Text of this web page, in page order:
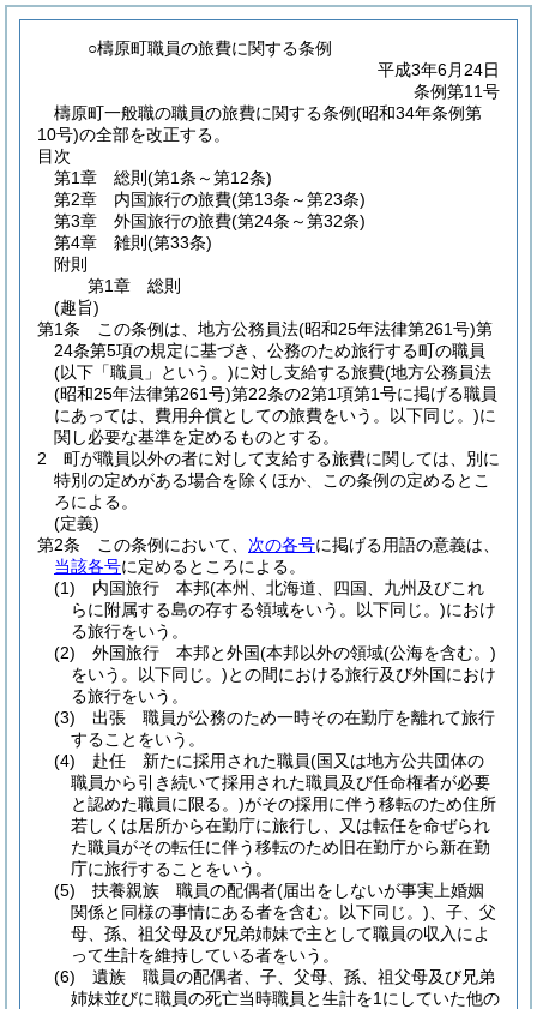
○檮原町職員の旅費に関する条例
平成3年6月24日
条例第11号
檮原町一般職の職員の旅費に関する条例(昭和34年条例第
10号)の全部を改正する。
目次
第1章
総則 (第1条～第12条)
第2章
内国旅行の旅費(第13条～第23条)
第3章
外国旅行の旅費(第24条～第32条)
第4章
雑則 (第33条)
附則
第1章
総則
(趣旨)
第1条
この条例は、地方公務員法(昭和25年法律第261号)第
24条第5項の規定に基づき、公務のため旅行する町の職員
(以下「職員」という。)に対し支給する旅費(地方公務員法
(昭和25年法律第261号)第22条の2第1項第1号に掲げる職員
にあっては、費用弁償としての旅費をいう。以下同じ。)に
関し必要な基準を定めるものとする。
2
町が職員以外の者に対して支給する旅費に関しては、別に
特別の定めがある場合を除くほか、この条例の定めるとこ
ろによる。
(定義)
第2条
この条例において、 次の各号に掲げる用語の意義は、
当該各号に定めるところによる。
(1)
内国旅行 本邦(本州、北海道、四国、九州及びこれ
らに附属する島の存する領域をいう。以下同じ。)におけ
る旅行をいう。
(2)
外国旅行 本邦と外国(本邦以外の領域(公海を含む。)
をいう。以下同じ。)との間における旅行及び外国におけ
る旅行をいう。
(3)
出張 職員が公務のため一時その在勤庁を離れて旅行
することをいう。
(4)
赴任 新たに採用された職員(国又は地方公共団体の
職員から引き続いて採用された職員及び任命権者が必要
と認めた職員に限る。)がその採用に伴う移転のため住所
若しくは居所から在勤庁に旅行し、又は転任を命ぜられ
た職員がその転任に伴う移転のため旧在勤庁から新在勤
庁に旅行することをいう。
(5)
扶養親族 職員の配偶者(届出をしないが事実上婚姻
関係と同様の事情にある者を含む。以下同じ。) 、子、父
母、孫、祖父母及び兄弟姉妹で主として職員の収入によ
って生計を維持している者をいう。
(6)
遺族 職員の配偶者、子、父母、孫、祖父母及び兄弟
姉妹並びに職員の死亡当時職員と生計を1にしていた他の